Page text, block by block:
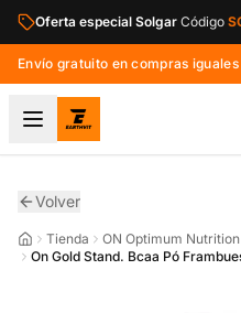
Saltar al contenido principal
Oferta especial Solgar Código
Envío gratuito en compras
Volver
Tienda ON Optimum Nutrition
On Gold Stand. Bcaa Pó